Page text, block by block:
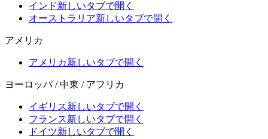
インド新しいタブで開く
オーストラリア新しいタブで開く
アメリカ
アメリカ新しいタブで開く
ヨーロッパ / 中東 / アフリカ
イギリス新しいタブで開く
フランス新しいタブで開く
ドイツ新しいタブで開く